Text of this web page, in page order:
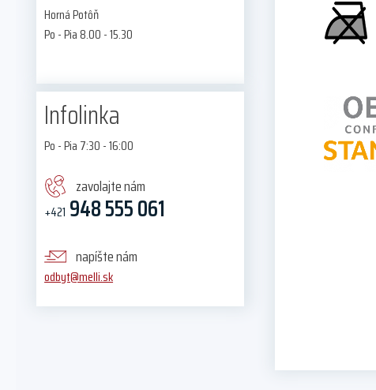
Horná Potôň
Po - Pia 8.00 - 15.30
Infolinka
Po - Pia 7:30 - 16:00
zavolajte nám
+421 948 555 061
napíšte nám
odbyt@melli.sk